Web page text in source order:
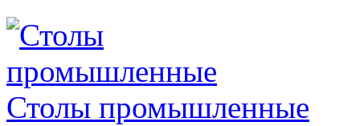
Столы промышленные